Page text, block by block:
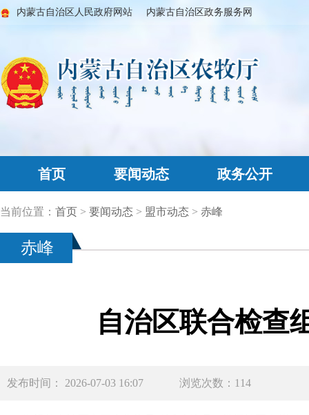
内蒙古自治区人民政府网站 内蒙古自治区政务服务网
首页 要闻动态 政务公开
当前位置： 首页 > 要闻动态 > 盟市动态 > 赤峰
赤峰
自治区联合检查
发布时间： 2026-07-03 16:07 浏览次数：114